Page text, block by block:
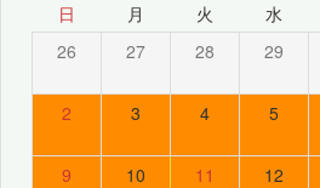
日 月 火 水
26 27 28 29
2 3 4 5
9 10 11 12